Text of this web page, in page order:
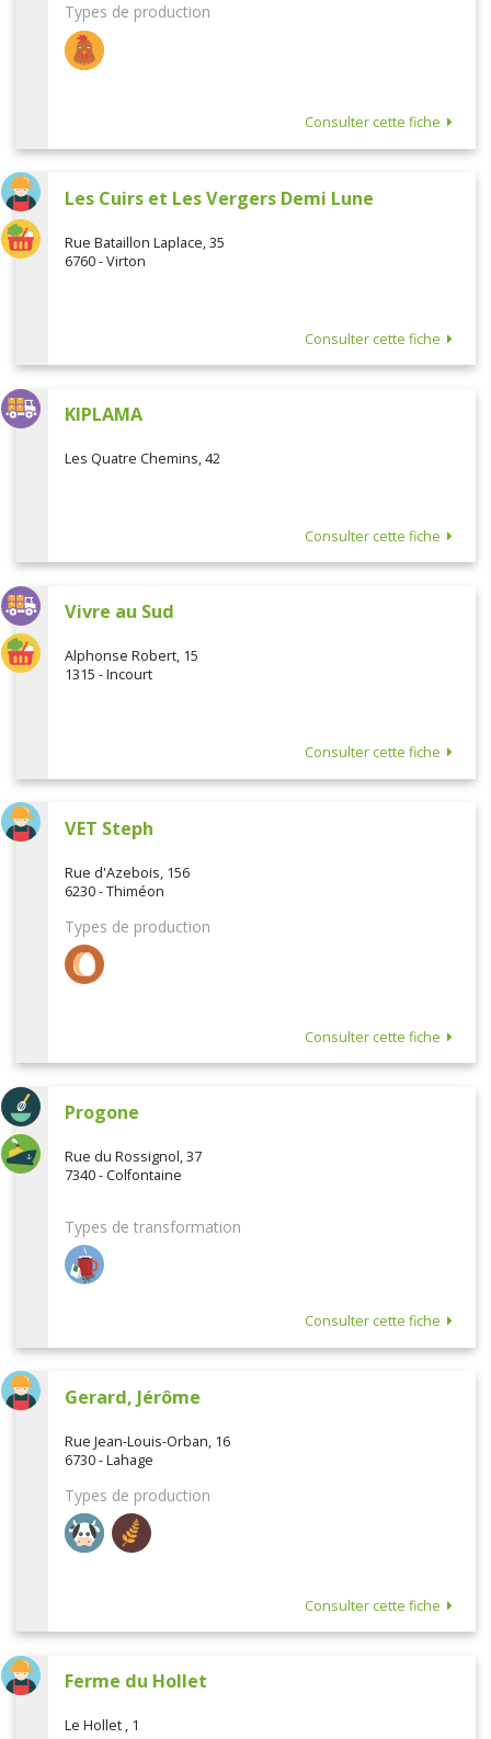
Types de production
Consulter cette fiche
Les Cuirs et Les Vergers Demi Lune
Rue Bataillon Laplace, 35
6760 - Virton
Consulter cette fiche
KIPLAMA
Les Quatre Chemins, 42
Consulter cette fiche
Vivre au Sud
Alphonse Robert, 15
1315 - Incourt
Consulter cette fiche
VET Steph
Rue d'Azebois, 156
6230 - Thiméon
Types de production
Consulter cette fiche
Progone
Rue du Rossignol, 37
7340 - Colfontaine
Types de transformation
Consulter cette fiche
Gerard, Jérôme
Rue Jean-Louis-Orban, 16
6730 - Lahage
Types de production
Consulter cette fiche
Ferme du Hollet
Le Hollet , 1